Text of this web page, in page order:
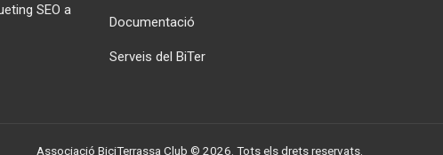
SEO a
Documentació
Serveis del BiTer
Associació BiciTerrassa Club © 2026. Tots els drets reservats.